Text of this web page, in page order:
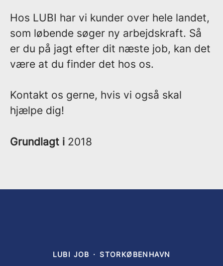
Hos LUBI har vi kunder over hele landet,
som løbende søger ny arbejdskraft. Så
er du på jagt efter dit næste job, kan det
være at du finder det hos os.
Kontakt os gerne, hvis vi også skal
hjælpe dig!
Grundlagt i 2018
LUBI JOB · STORKØBENHAVN